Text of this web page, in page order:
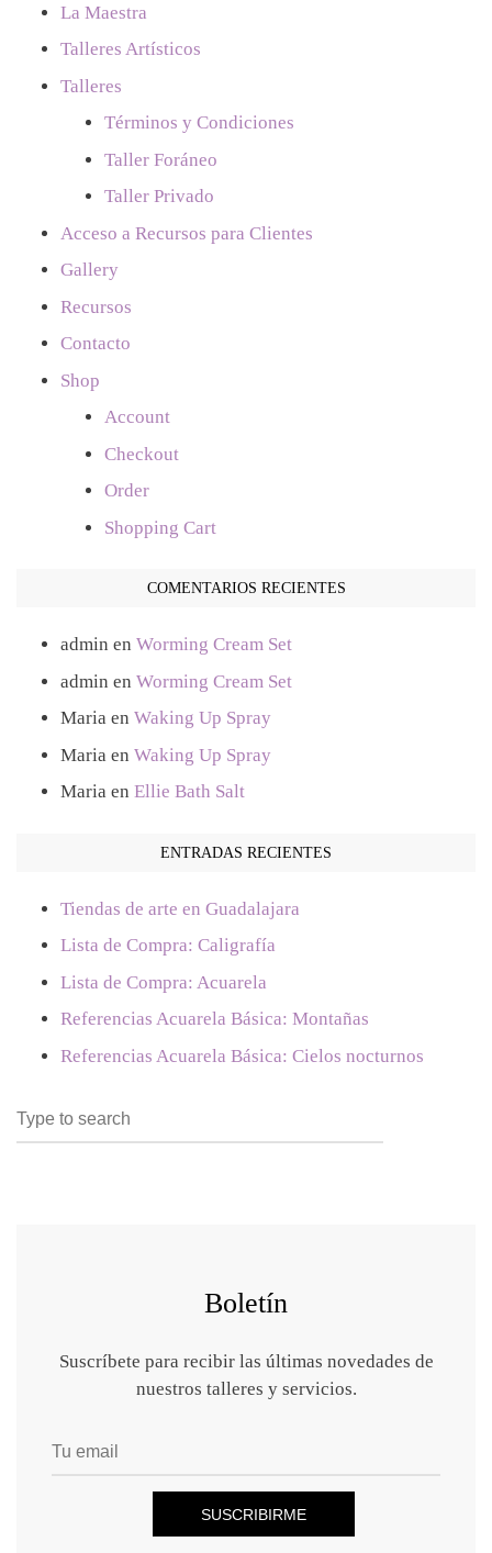
La Maestra
Talleres Artísticos
Talleres
Términos y Condiciones
Taller Foráneo
Taller Privado
Acceso a Recursos para Clientes
Gallery
Recursos
Contacto
Shop
Account
Checkout
Order
Shopping Cart
COMENTARIOS RECIENTES
admin en Worming Cream Set
admin en Worming Cream Set
Maria en Waking Up Spray
Maria en Waking Up Spray
Maria en Ellie Bath Salt
ENTRADAS RECIENTES
Tiendas de arte en Guadalajara
Lista de Compra: Caligrafía
Lista de Compra: Acuarela
Referencias Acuarela Básica: Montañas
Referencias Acuarela Básica: Cielos nocturnos
Search
for:
Boletín
Suscríbete para recibir las últimas novedades de
nuestros talleres y servicios.